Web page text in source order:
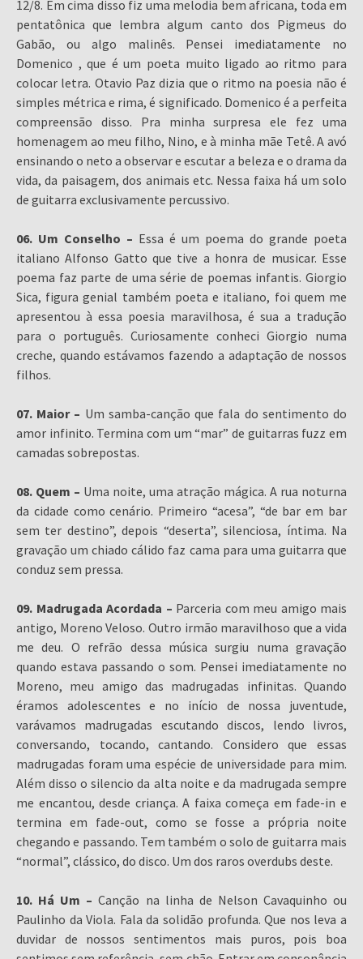
12/8. Em cima disso fiz uma melodia bem africana, toda em
pentatônica que lembra algum canto dos Pigmeus do
Gabão, ou algo malinês. Pensei imediatamente no
Domenico , que é um poeta muito ligado ao ritmo para
colocar letra. Otavio Paz dizia que o ritmo na poesia não é
simples métrica e rima, é significado. Domenico é a perfeita
compreensão disso. Pra minha surpresa ele fez uma
homenagem ao meu filho, Nino, e à minha mãe Tetê. A avó
ensinando o neto a observar e escutar a beleza e o drama da
vida, da paisagem, dos animais etc. Nessa faixa há um solo
de guitarra exclusivamente percussivo.
06. Um Conselho – Essa é um poema do grande poeta
italiano Alfonso Gatto que tive a honra de musicar. Esse
poema faz parte de uma série de poemas infantis. Giorgio
Sica, figura genial também poeta e italiano, foi quem me
apresentou à essa poesia maravilhosa, é sua a tradução
para o português. Curiosamente conheci Giorgio numa
creche, quando estávamos fazendo a adaptação de nossos
filhos.
07. Maior – Um samba-canção que fala do sentimento do
amor infinito. Termina com um “mar” de guitarras fuzz em
camadas sobrepostas.
08. Quem – Uma noite, uma atração mágica. A rua noturna
da cidade como cenário. Primeiro “acesa”, “de bar em bar
sem ter destino”, depois “deserta”, silenciosa, íntima. Na
gravação um chiado cálido faz cama para uma guitarra que
conduz sem pressa.
09. Madrugada Acordada – Parceria com meu amigo mais
antigo, Moreno Veloso. Outro irmão maravilhoso que a vida
me deu. O refrão dessa música surgiu numa gravação
quando estava passando o som. Pensei imediatamente no
Moreno, meu amigo das madrugadas infinitas. Quando
éramos adolescentes e no início de nossa juventude,
varávamos madrugadas escutando discos, lendo livros,
conversando, tocando, cantando. Considero que essas
madrugadas foram uma espécie de universidade para mim.
Além disso o silencio da alta noite e da madrugada sempre
me encantou, desde criança. A faixa começa em fade-in e
termina em fade-out, como se fosse a própria noite
chegando e passando. Tem também o solo de guitarra mais
“normal”, clássico, do disco. Um dos raros overdubs deste.
10. Há Um – Canção na linha de Nelson Cavaquinho ou
Paulinho da Viola. Fala da solidão profunda. Que nos leva a
duvidar de nossos sentimentos mais puros, pois boa